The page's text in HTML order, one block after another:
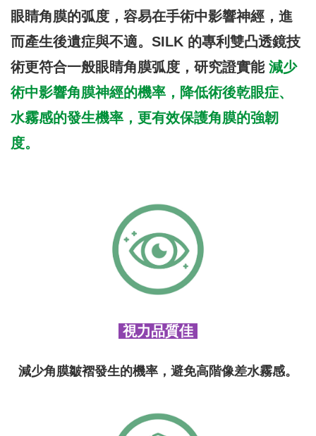
眼睛角膜的弧度，容易在手術中影響神經，進
而產生後遺症與不適。SILK 的專利雙凸透鏡技
術更符合一般眼睛角膜弧度，研究證實能 減少
術中影響角膜神經的機率，降低術後乾眼症、
水霧感的發生機率，更有效保護角膜的強韌
度。
視力品質佳
減少角膜皺褶發生的機率，避免高階像差水霧感。